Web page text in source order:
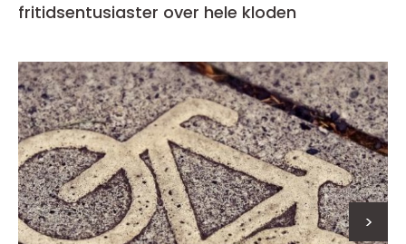
fritidsentusiaster over hele kloden
>